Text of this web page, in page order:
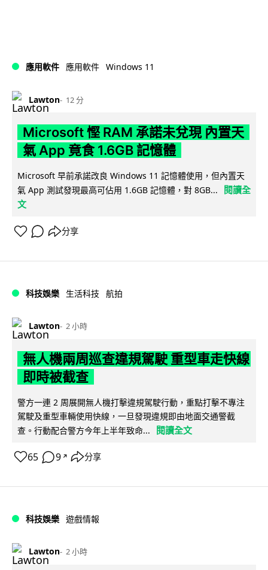
應用軟件 應用軟件 Windows 11
Lawton 12 分
Microsoft 慳 RAM 承諾未兌現 內置天
氣 App 竟食 1.6GB 記憶體
Microsoft 早前承諾改良 Windows 11 記憶體使用，但內置天
氣 App 測試發現最高可佔用 1.6GB 記憶體，對 8GB...
閱讀全
文
分享
科技娛樂 生活科技 航拍
Lawton 2 小時
無人機兩周巡查違規駕駛 重型車走快線
即時被截查
警方一連 2 周展開無人機打擊違規駕駛行動，重點打擊不專注
駕駛及重型車輛使用快線，一旦發現違規即由地面交通警截
查。行動配合警方今年上半年致命...
閱讀全文
65 9 ↗ 分享
科技娛樂 遊戲情報
Lawton 2 小時